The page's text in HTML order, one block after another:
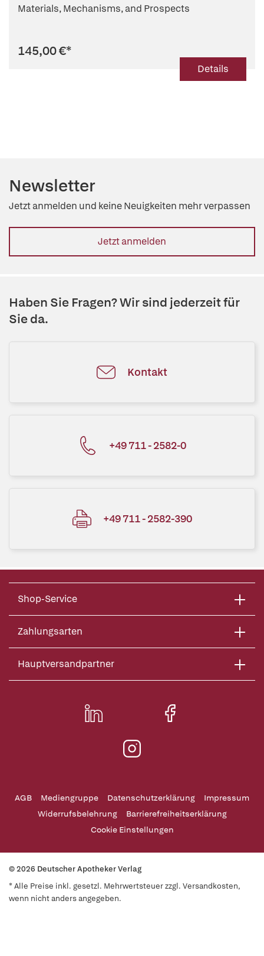
Materials, Mechanisms, and Prospects
145,00 €*
Details
Newsletter
Jetzt anmelden und keine Neuigkeiten mehr verpassen
Jetzt anmelden
Haben Sie Fragen? Wir sind jederzeit für
Sie da.
Kontakt
+49 711 - 2582-0
+49 711 - 2582-390
Shop-Service
Zahlungsarten
Hauptversandpartner
AGB Mediengruppe Datenschutzerklärung
Impressum
Widerrufsbelehrung
Barrierefreiheitserklärung
Cookie Einstellungen
© 2026 Deutscher Apotheker Verlag
* Alle Preise inkl. gesetzl. Mehrwertsteuer zzgl. Versandkosten,
wenn nicht anders angegeben.